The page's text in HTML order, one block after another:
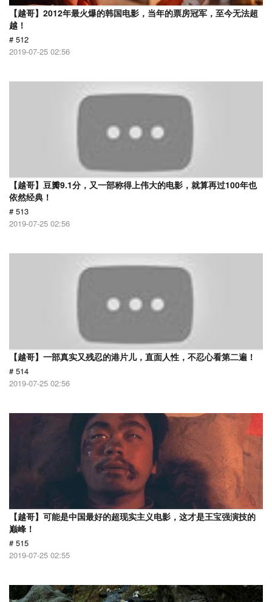
【越哥】2012年最火爆的韩国电影，当年的票房冠军，至今无法超
越！
# 512
2019-07-25 02:56
【越哥】豆瓣9.1分，又一部称得上伟大的电影，就算再过100年也
依然经典！
# 513
2019-07-25 02:56
【越哥】一部真实又残忍的港片儿，直面人性，不忍心看第二遍！
# 514
2019-07-25 02:56
【越哥】可能是中国最好的超现实主义电影，这才是王宝强演技的
巅峰！
# 515
2019-07-25 02:55